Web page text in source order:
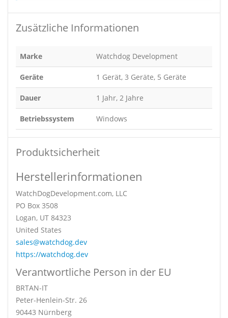
Zusätzliche Informationen
Marke Watchdog Development
Geräte 1 Gerät, 3 Geräte, 5 Geräte
Dauer 1 Jahr, 2 Jahre
Betriebssystem Windows
Produktsicherheit
Herstellerinformationen
WatchDogDevelopment.com, LLC
PO Box 3508
Logan, UT 84323
United States
sales@watchdog.dev
https://watchdog.dev
Verantwortliche Person in der EU
BRTAN-IT
Peter-Henlein-Str. 26
90443 Nürnberg